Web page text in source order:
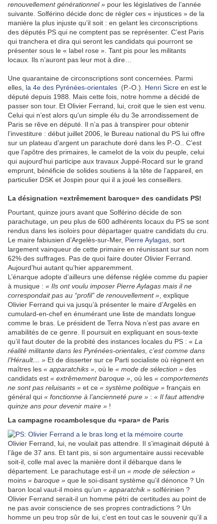
renouvellement générationnel » pour les législatives de l’année
suivante. Solférino décide donc de régler ces « injustices » de la
manière la plus injuste qu’il soit : en gelant les circonscriptions
des députés PS qui ne comptent pas se représenter. C’est Paris
qui tranchera et dira qui seront les candidats qui pourront se
présenter sous le « label rose ». Tant pis pour les militants
locaux. Ils n’auront pas leur mot à dire…
Une quarantaine de circonscriptions sont concernées. Parmi
elles, la 4e des Pyrénées-orientales (P.-O.). Henri Sicre en est le
député depuis 1988. Mais cette fois, notre homme a décidé de
passer son tour. Et Olivier Ferrand, lui, croit que le sien est venu.
Celui qui n’est alors qu'un simple élu du 3e arrondissement de
Paris se rêve en député. Il n’a pas à transpirer pour obtenir
l’investiture : début juillet 2006, le Bureau national du PS lui offre
sur un plateau d’argent un parachute doré dans les P.-O.. C’est
que l’apôtre des primaires, le camelot de la voix du peuple, celui
qui aujourd'hui participe aux travaux Juppé-Rocard sur le grand
emprunt, bénéficie de solides soutiens à la tête de l’appareil, en
particulier DSK et Jospin pour qui il a joué les conseillers.
La désignation «extrêmement baroque» des candidats PS!
Pourtant, quinze jours avant que Solférino décide de son
parachutage, un peu plus de 600 adhérents locaux du PS se sont
rendus dans les isoloirs pour départager quatre candidats du cru.
Le maire fabiusien d’Argelès-sur-Mer, Pierre Aylagas , sort
largement vainqueur de cette primaire en réunissant sur son nom
62% des suffrages. Pas de quoi faire douter Olivier Ferrand.
Aujourd’hui autant qu’hier apparemment.
L’énarque adopte d’ailleurs une défense réglée comme du papier
à musique : « Ils ont voulu imposer Pierre Aylagas mais il ne
correspondait pas au “profil” de renouvellement » , explique
Olivier Ferrand qui va jusqu’à présenter le maire d’Argelès en
cumulard-en-chef en énumérant une liste de mandats longue
comme le bras. Le président de Terra Nova n’est pas avare en
amabilités de ce genre. Il poursuit en expliquant en sous-texte
qu’il faut douter de la probité des instances locales du PS : « La
réalité militante dans les Pyrénées-orientales, c’est comme dans
l’Hérault… » Et de disserter sur ce Parti socialiste où règnent en
maîtres les « apparatchiks » , où le « mode de sélection » des
candidats est « extrêmement baroque » , où les « comportements
ne sont pas reluisants » et ce « système politique » français en
général qui « fonctionne à l’ancienneté pure » : « Il faut attendre
quinze ans pour devenir maire » !
La campagne rocambolesque du «para» de Paris
Olivier Ferrand, lui, ne voulait pas attendre. Il s’imaginait député à
l’âge de 37 ans. Et tant pis, si son argumentaire aussi recevable
soit-il, colle mal avec la manière dont il débarque dans le
département. Le parachutage est-il un « mode de sélection »
moins « baroque » que le soi-disant système qu’il dénonce ? Un
baron local vaut-il moins qu’un « apparatchik » solférinien ?
Olivier Ferrand serait-il un homme pétri de certitudes au point de
ne pas avoir conscience de ses propres contradictions ? Un
homme un peu trop sûr de lui, c’est en tout cas le souvenir qu’il a